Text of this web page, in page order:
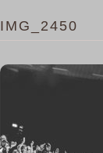
IMG_2450